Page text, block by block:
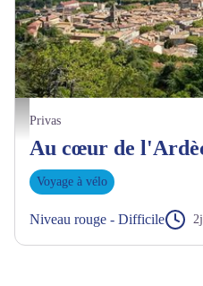
Vue de Privas - ©AL-ADT07
Privas
Au cœur de
Voyage à vélo
Niveau rouge - Difficile 2j